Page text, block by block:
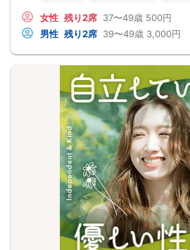
女性 残り2席 37〜49歳 500円
男性 残り2席 39〜49歳 3,000円